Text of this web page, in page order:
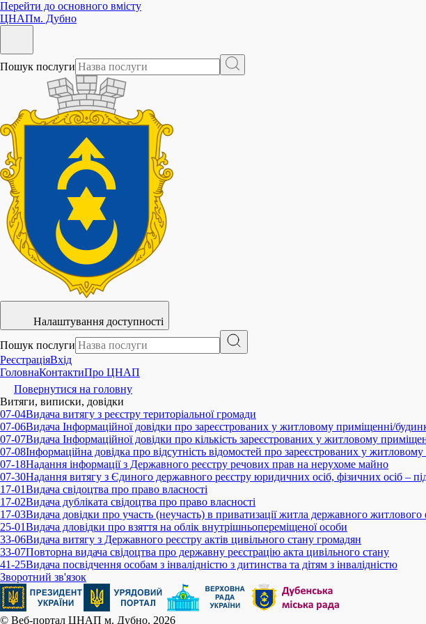
Перейти до основного вмісту
ЦНАПм. Дубно
Пошук послуги
Налаштування доступності
Пошук послуги
РеєстраціяВхід
ГоловнаКонтактиПро ЦНАП
Повернутися на головну
Витяги, виписки, довідки
07-04Видача витягу з реєстру територіальної громади
07-06Видача Інформаційної довідки про зареєстрованих у житловому приміщенні/
07-07Видача Інформаційної довідки про кількість зареєстрованих у житловому
07-08Інформаційна довідка про відсутність відомостей про зареєстрованих у
07-18Надання інформації з Державного реєстру речових прав на нерухоме майно
07-30Надання витягу з Єдиного державного реєстру юридичних осіб, фізичних осіб –
17-01Видача свідоцтва про право власності
17-02Видача дубліката свідоцтва про право власності
17-03Видача довідки про участь (неучасть) в приватизації житла державного
25-01Видача дловідки про взяття на облік внутрішньопереміщеної особи
33-06Видача витягу з Державного реєстру актів цивільного стану громадян
33-07Повторна видача свідоцтва про державну реєстрацію акта цивільного стану
41-25Видача посвідчення особам з інвалідністю з дитинства та дітям з інвалідністю
Зворотний зв'язок
© Веб-портал ЦНАП м. Дубно, 2026